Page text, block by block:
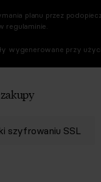
planu przez
regulaminie.
wygenerowane przy
szyfrowaniu SSL